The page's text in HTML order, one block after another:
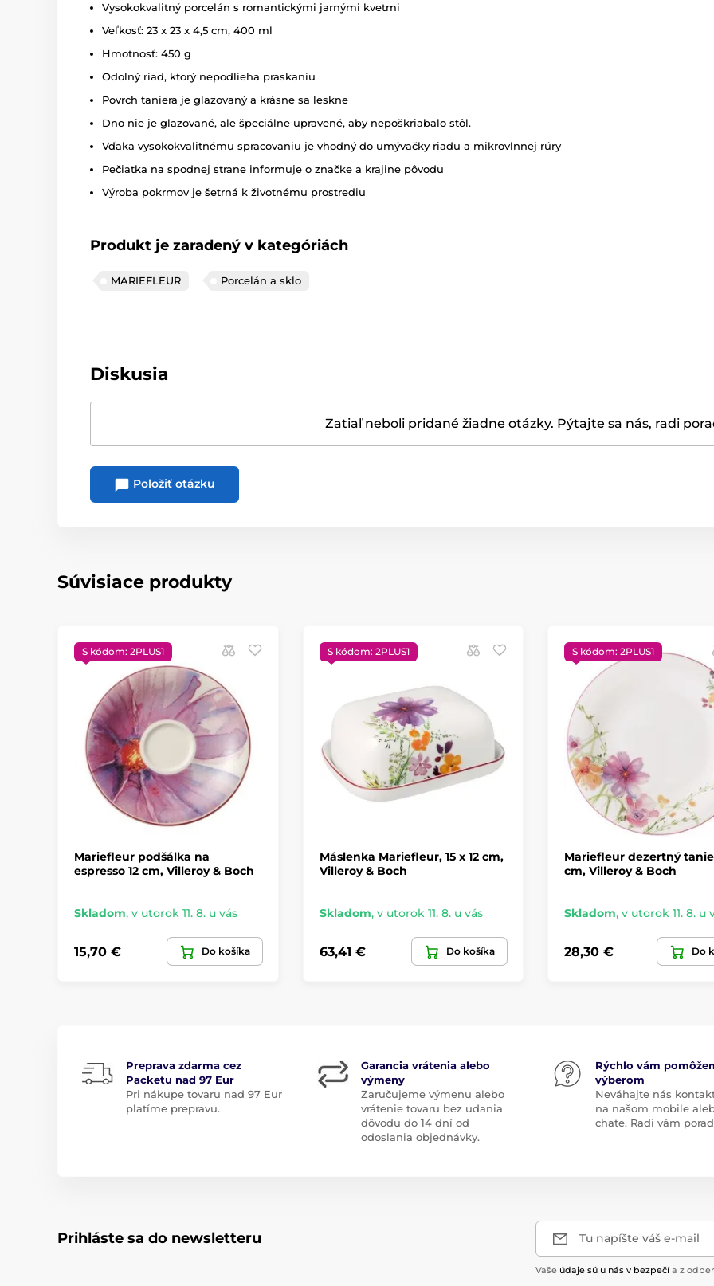
Vysokokvalitný porcelán s romantickými jarnými kvetmi
Veľkosť: 23 x 23 x 4,5 cm, 400 ml
Hmotnosť: 450 g
Odolný riad, ktorý nepodlieha praskaniu
Povrch taniera je glazovaný a krásne sa leskne
Dno nie je glazované, ale špeciálne upravené, aby nepoškriabalo stôl.
Vďaka vysokokvalitnému spracovaniu je vhodný do umývačky riadu a mikrovlnnej rúry
Pečiatka na spodnej strane informuje o značke a krajine pôvodu
Výroba pokrmov je šetrná k životnému prostrediu
Produkt je zaradený v kategóriách
MARIEFLEUR Porcelán a sklo
Diskusia
Zatiaľ neboli pridané žiadne otázky. Pýtajte sa nás, radi
Položiť otázku
Súvisiace produkty
S kódom: 2PLUS1
Mariefleur podšálka na
espresso 12 cm, Villeroy & Boch
Skladom, v utorok 11. 8. u vás
15,70 € Do košíka
S kódom: 2PLUS1
Máslenka Mariefleur, 15 x 12 cm,
Villeroy & Boch
Skladom, v utorok 11. 8. u vás
63,41 € Do košíka
S kódom: 2PLUS1
Mariefleur dezertný
cm, Villeroy & Boch
Skladom, v utorok 11. 8. u
28,30 € Do
Preprava zdarma cez
Packetu nad 97 Eur
Pri nákupe tovaru nad 97 Eur
platíme prepravu.
Garancia vrátenia alebo
výmeny
Zaručujeme výmenu alebo
vrátenie tovaru bez udania
dôvodu do 14 dní od
odoslania objednávky.
Rýchlo vám
výberom
Neváhajte nás
na našom mobile
chate. Radi vám
Prihláste sa do newsletteru Tu napíšte váš e-mail
Vaše údaje sú u nás v bezpečí a z